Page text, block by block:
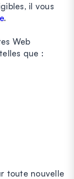
il vous
.
Web
que :
toute nouvelle